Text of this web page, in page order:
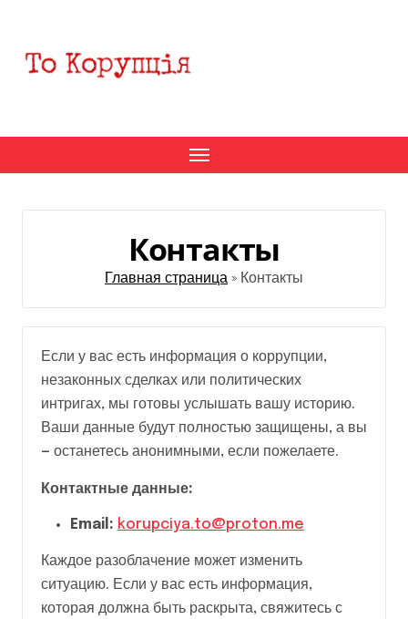
содержанию
Контакты
Главная страница » Контакты
Если у вас есть информация о коррупции,
незаконных сделках или политических
интригах, мы готовы услышать вашу историю.
Ваши данные будут полностью защищены, а вы
— останетесь анонимными, если пожелаете.
Контактные данные:
Email: korupciya.to@proton.me
Каждое разоблачение может изменить
ситуацию. Если у вас есть информация,
которая должна быть раскрыта, свяжитесь с